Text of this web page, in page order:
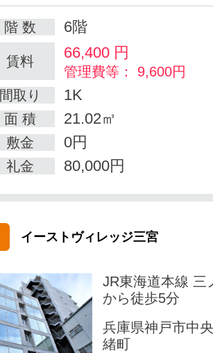
階 数 6階
賃料 66,400 円
管理費等： 9,600円
間取り
1K
面 積 21.02㎡
敷金 0円
礼金 80,000円
イーストヴィレッジ三宮
JR東海道本線 三
から徒歩5分
兵庫県神戸市中
緒町